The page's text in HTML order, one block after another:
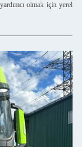
olmak için yerel